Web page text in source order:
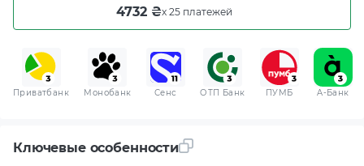
4732 ₴x 25 платежей
Приватбанк Монобанк Сенс ОТП Банк ПУМБ A-Банк
Ключевые особенности